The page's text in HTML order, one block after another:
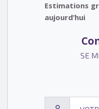
Estimations
aujourd’hui
SE